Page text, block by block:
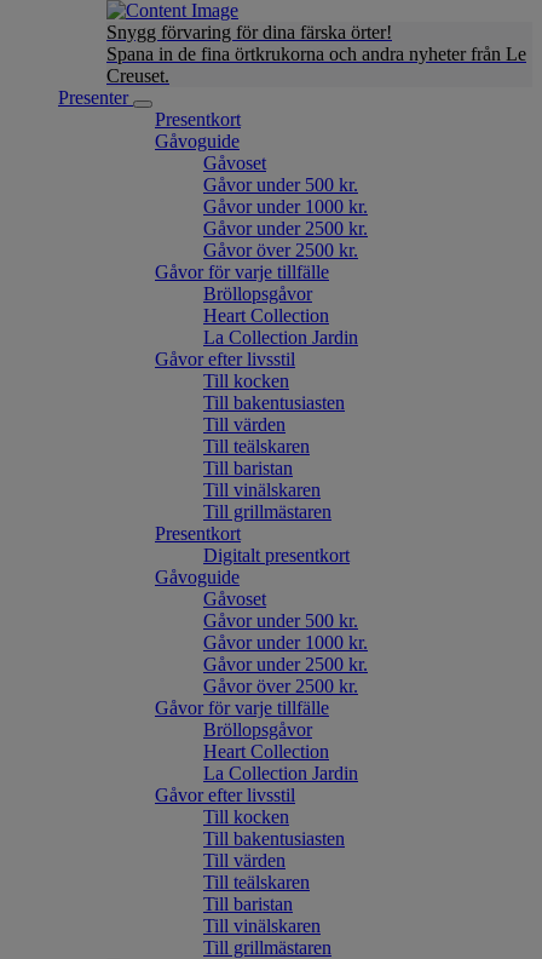
Snygg förvaring för dina färska örter!
Spana in de fina örtkrukorna och andra nyheter från Le
Creuset.
Presenter
Presentkort
Gåvoguide
Gåvoset
Gåvor under 500 kr.
Gåvor under 1000 kr.
Gåvor under 2500 kr.
Gåvor över 2500 kr.
Gåvor för varje tillfälle
Bröllopsgåvor
Heart Collection
La Collection Jardin
Gåvor efter livsstil
Till kocken
Till bakentusiasten
Till värden
Till teälskaren
Till baristan
Till vinälskaren
Till grillmästaren
Presentkort
Digitalt presentkort
Gåvoguide
Gåvoset
Gåvor under 500 kr.
Gåvor under 1000 kr.
Gåvor under 2500 kr.
Gåvor över 2500 kr.
Gåvor för varje tillfälle
Bröllopsgåvor
Heart Collection
La Collection Jardin
Gåvor efter livsstil
Till kocken
Till bakentusiasten
Till värden
Till teälskaren
Till baristan
Till vinälskaren
Till grillmästaren